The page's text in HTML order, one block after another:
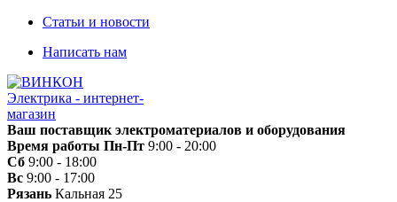
Статьи и новости
Написать нам
Ваш поставщик электроматериалов и оборудования
Время работы Пн-Пт 9:00 - 20:00
Сб 9:00 - 18:00
Вс 9:00 - 17:00
Рязань Кальная 25